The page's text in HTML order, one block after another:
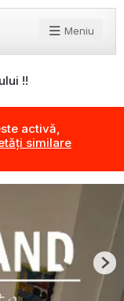
Meniu
!!
activă,
similare